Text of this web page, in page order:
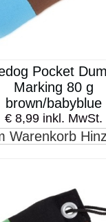
Pocket
Marking 80 g
brown/babyblue
€ 8,99 inkl. MwSt.
Warenkorb